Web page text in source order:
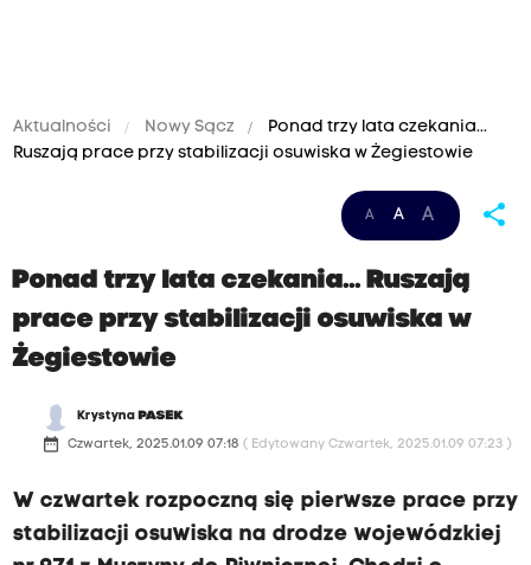
Aktualności Nowy Sącz
Ponad trzy lata czekania...
Ruszają prace przy stabilizacji osuwiska w Żegiestowie
A A A share
Ponad trzy lata czekania... Ruszają
prace przy stabilizacji osuwiska w
Żegiestowie
Krystyna PASEK
date_range Czwartek, 2025.01.09 07:18 ( Edytowany Czwartek, 2025.01.09 07:23 )
W czwartek rozpoczną się pierwsze prace przy
stabilizacji osuwiska na drodze wojewódzkiej